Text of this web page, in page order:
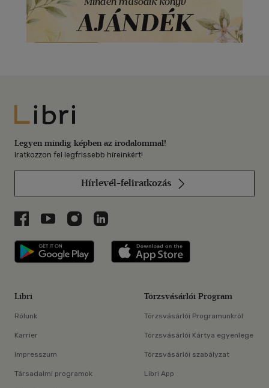
Libri
Legyen mindig képben az irodalommal!
Iratkozzon fel legfrissebb híreinkért!
Hírlevél-feliratkozás
Libri a Facebookon
Libri a Youtube-on
Libri az Instagramon
Libri a LinkedInen
Libri applikáció Szerezd meg: Google
Libri
Rólunk
Karrier
Impresszum
Társadalmi programok
Törzsvásárlói Program
Törzsvásárlói Programunkról
Törzsvásárlói Kártya egyenlege
Törzsvásárlói szabályzat
Libri App